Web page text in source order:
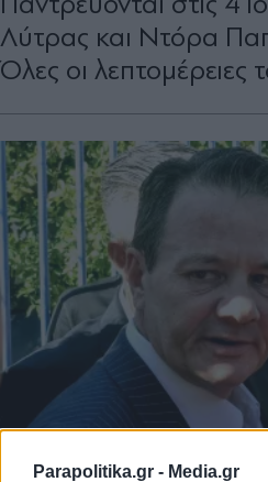
Parapolitika.gr - Media.gr
Λύτρας και Ντόρα
Όλες οι λεπτομέρειες
LIFESTYLE
20.03.2025 13:38